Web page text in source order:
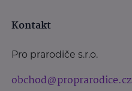
Kontakt
Pro prarodiče s.r.o.
obchod@proprarodice.cz